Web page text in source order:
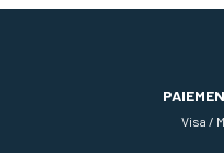
Visa /